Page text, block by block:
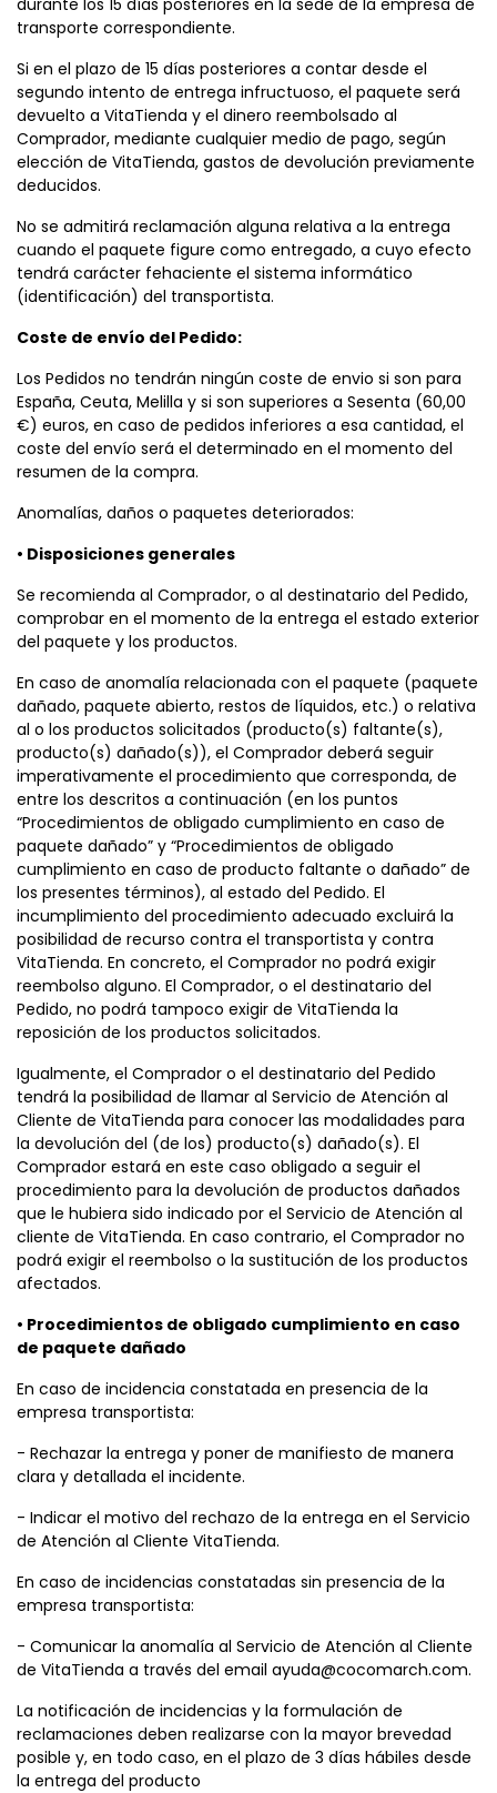
transporte correspondiente.
Si en el plazo de 15 días posteriores a contar desde el
segundo intento de entrega infructuoso, el paquete será
devuelto a VitaTienda y el dinero reembolsado al
Comprador, mediante cualquier medio de pago, según
elección de VitaTienda, gastos de devolución previamente
deducidos.
No se admitirá reclamación alguna relativa a la entrega
cuando el paquete figure como entregado, a cuyo efecto
tendrá carácter fehaciente el sistema informático
(identificación) del transportista.
Coste de envío del Pedido:
Los Pedidos no tendrán ningún coste de envio si son para
España, Ceuta, Melilla y si son superiores a Sesenta (60,00
€) euros, en caso de pedidos inferiores a esa cantidad, el
coste del envío será el determinado en el momento del
resumen de la compra.
Anomalías, daños o paquetes deteriorados:
• Disposiciones generales
Se recomienda al Comprador, o al destinatario del Pedido,
comprobar en el momento de la entrega el estado exterior
del paquete y los productos.
En caso de anomalía relacionada con el paquete (paquete
dañado, paquete abierto, restos de líquidos, etc.) o relativa
al o los productos solicitados (producto(s) faltante(s),
producto(s) dañado(s)), el Comprador deberá seguir
imperativamente el procedimiento que corresponda, de
entre los descritos a continuación (en los puntos
“Procedimientos de obligado cumplimiento en caso de
paquete dañado” y “Procedimientos de obligado
cumplimiento en caso de producto faltante o dañado” de
los presentes términos), al estado del Pedido. El
incumplimiento del procedimiento adecuado excluirá la
posibilidad de recurso contra el transportista y contra
VitaTienda. En concreto, el Comprador no podrá exigir
reembolso alguno. El Comprador, o el destinatario del
Pedido, no podrá tampoco exigir de VitaTienda la
reposición de los productos solicitados.
Igualmente, el Comprador o el destinatario del Pedido
tendrá la posibilidad de llamar al Servicio de Atención al
Cliente de VitaTienda para conocer las modalidades para
la devolución del (de los) producto(s) dañado(s). El
Comprador estará en este caso obligado a seguir el
procedimiento para la devolución de productos dañados
que le hubiera sido indicado por el Servicio de Atención al
cliente de VitaTienda. En caso contrario, el Comprador no
podrá exigir el reembolso o la sustitución de los productos
afectados.
• Procedimientos de obligado cumplimiento en caso
de paquete dañado
En caso de incidencia constatada en presencia de la
empresa transportista:
- Rechazar la entrega y poner de manifiesto de manera
clara y detallada el incidente.
- Indicar el motivo del rechazo de la entrega en el Servicio
de Atención al Cliente VitaTienda.
En caso de incidencias constatadas sin presencia de la
empresa transportista:
- Comunicar la anomalía al Servicio de Atención al Cliente
de VitaTienda a través del email ayuda@cocomarch.com.
La notificación de incidencias y la formulación de
reclamaciones deben realizarse con la mayor brevedad
posible y, en todo caso, en el plazo de 3 días hábiles desde
la entrega del producto